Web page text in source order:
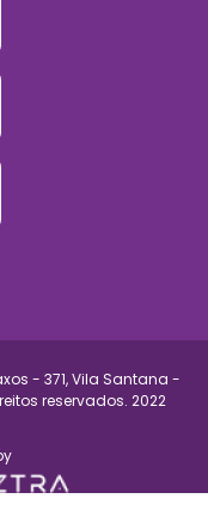
- 371, Vila Santana -
reservados. 2022